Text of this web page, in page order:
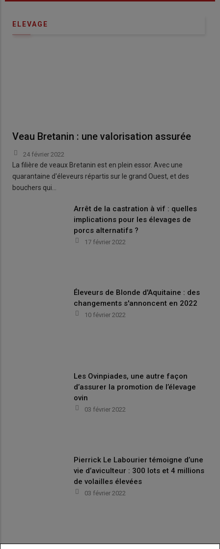
ELEVAGE
Veau Bretanin : une valorisation assurée
24 février 2022
La filière de veaux Bretanin est en plein essor. Avec une
quarantaine d'éleveurs répartis sur le grand Ouest, et des
bouchers qui…
Arrêt de la castration à vif : quelles
implications pour les élevages de
porcs alternatifs ?
17 février 2022
Éleveurs de Blonde d'Aquitaine : des
changements s'annoncent en 2022
10 février 2022
Les Ovinpiades, une autre façon
d’assurer la promotion de l’élevage
ovin
03 février 2022
Pierrick Le Labourier témoigne d’une
vie d’aviculteur : 300 lots et 4 millions
de volailles élevées
03 février 2022